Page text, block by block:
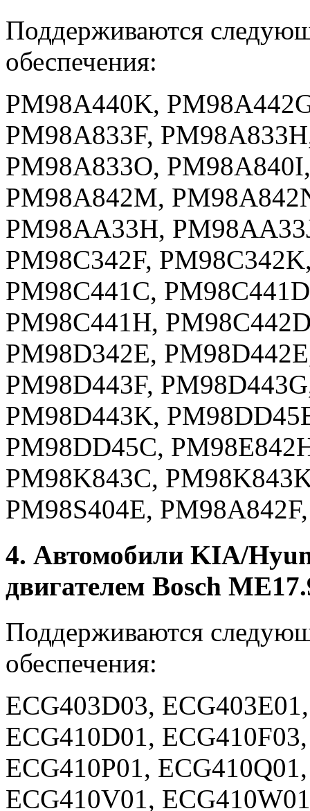
Поддерживаются
обеспечения:
PM98A440K,
PM98A833F,
PM98A833O,
PM98A842M,
PM98AA33H,
PM98C342F,
PM98C441C,
PM98C441H,
PM98D342E,
PM98D443F,
PM98D443K,
PM98DD45C,
PM98K843C,
PM98S404E,
4. Автомобили KIA/
двигателем Bosch
Поддерживаются
обеспечения:
ECG403D03,
ECG410D01,
ECG410P01,
ECG410V01,